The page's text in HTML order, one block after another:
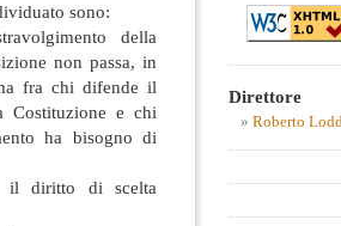
sono:
della
non passa, in
fra chi difende il
Costituzione e chi
ha bisogno di
il diritto di scelta
Direttore
Roberto